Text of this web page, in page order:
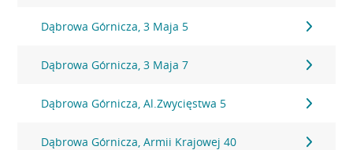
Dąbrowa Górnicza, 3 Maja 5
Dąbrowa Górnicza, 3 Maja 7
Dąbrowa Górnicza, Al.Zwycięstwa 5
Dąbrowa Górnicza, Armii Krajowej 40